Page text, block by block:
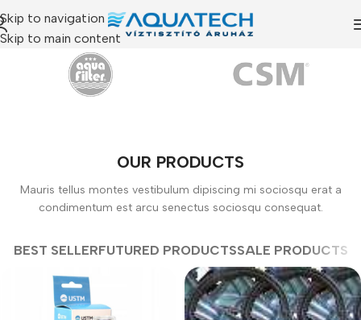
Skip to navigation
Skip to main content
OUR PRODUCTS
Mauris tellus montes vestibulum dipiscing mi sociosqu erat a
condimentum est arcu senectus sociosqu consequat.
BEST SELLERFUTURED PRODUCTSSALE PRODUCTS